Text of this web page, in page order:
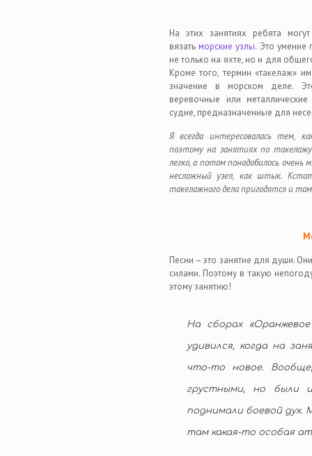
На этих занятиях ребята могут
вязать морские узлы. Это умение
не только на яхте, но и для
Кроме того, термин «такелаж»
значение в морском деле.
веревочные или
судне, предназначенные для
Я всегда интересовалась тем,
поэтому на занятиях по
легко, а потом понадобилось
несложный узел, как штык.
такелажного дела пригодятся и
Песни – это занятие для души.
силами. Поэтому в такую
этому занятию!
На сборах
удивился, когда на
что-то новое.
грустными, но были
поднимали боевой дух.
там какая-то особая